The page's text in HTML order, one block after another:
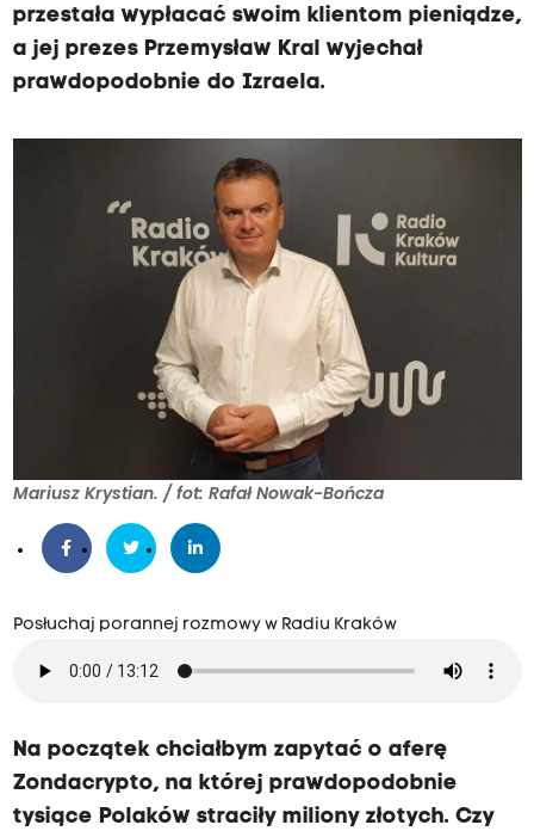
przestała wypłacać swoim klientom pieniądze,
a jej prezes Przemysław Kral wyjechał
prawdopodobnie do Izraela.
Mariusz Krystian. / fot: Rafał Nowak-Bończa
Posłuchaj porannej rozmowy w Radiu Kraków
Na początek chciałbym zapytać o aferę
Zondacrypto, na której prawdopodobnie
tysiące Polaków straciły miliony złotych. Czy